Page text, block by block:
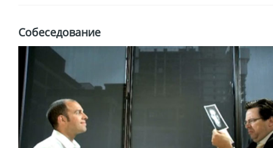
Собеседование